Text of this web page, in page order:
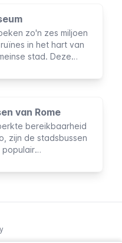
geboekte
zo'n zes miljoen
in het hart van
stad. Deze
en zijn de meest
van Rome
bereikbaarheid
zijn de stadsbussen
populair
je verblijf op een